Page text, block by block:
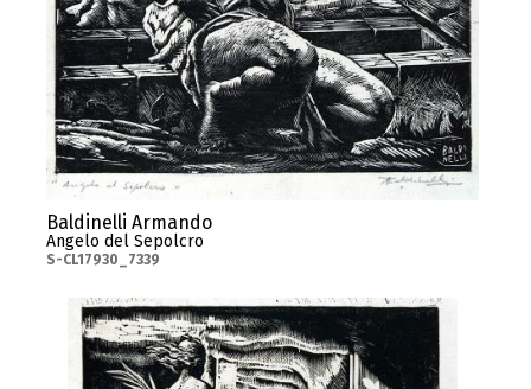
Baldinelli Armando
Angelo del Sepolcro
S-CL17930_7339